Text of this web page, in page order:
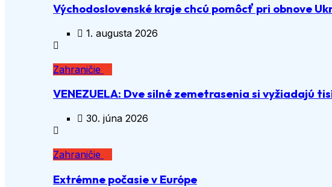
Východoslovenské kraje chcú pomôcť pri obnove
1. augusta 2026
Zahraničie
VENEZUELA: Dve silné zemetrasenia si vyžiadajú
30. júna 2026
Zahraničie
Extrémne počasie v Európe